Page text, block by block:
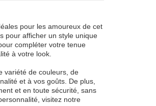
pour les amoureux de cet
pour afficher un style unique
compléter votre tenue
à votre look.
variété de couleurs, de
et à vos goûts. De plus,
et en toute sécurité, sans
visitez notre